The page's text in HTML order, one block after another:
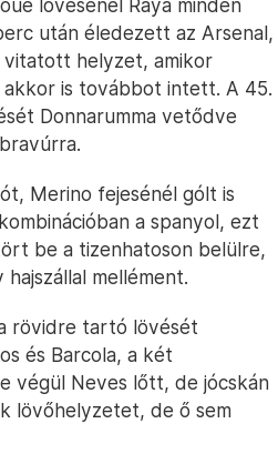
lövésénél Raya minden
után éledezett az Arsenal,
helyzet, amikor
is továbbot intett. A 45.
Donnarumma vetődve
Merino fejesénél gólt is
a spanyol, ezt
be a tizenhatoson belülre,
mellément.
rövidre tartó lövését
és Barcola, a két
végül Neves lőtt, de jócskán
lövőhelyzetet, de ő sem